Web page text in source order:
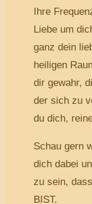
Ihre
Liebe um
ganz dein
heiligen
dir gewahr,
der sich zu
du dich,
Schau gern
dich dabei
zu sein,
BIST.